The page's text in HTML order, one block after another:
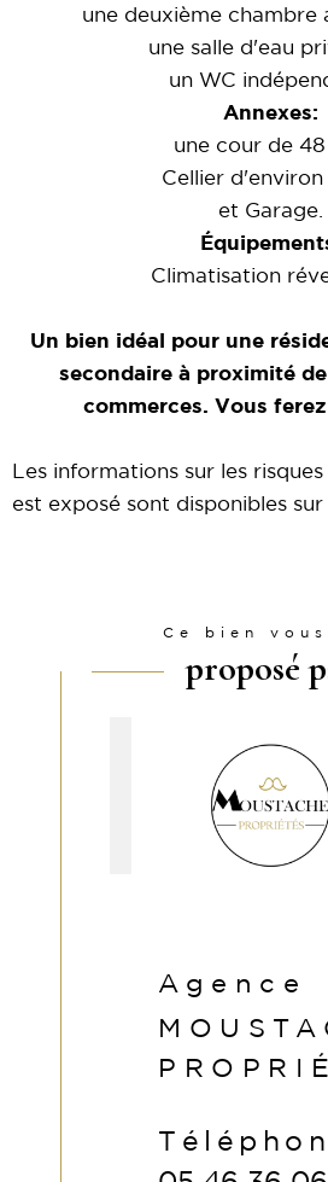
une deuxième chambre
une salle d'eau
un WC
Annexes:
une cour de 48
Cellier d'environ
et Garage.
Climatisation
Un bien idéal pour une
secondaire à proximité
commerces. Vous
Les informations sur les
est exposé sont disponibles sur
Ce bien
proposé
Agence